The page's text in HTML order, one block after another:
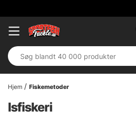
Hjem Fiskemetoder
Isfiskeri